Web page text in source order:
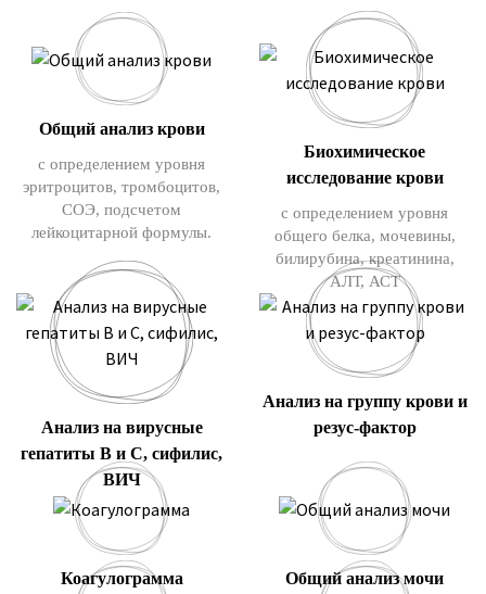
Общий анализ крови
с определением уровня
эритроцитов, тромбоцитов,
СОЭ, подсчетом
лейкоцитарной формулы.
Биохимическое
исследование крови
с определением уровня
общего белка, мочевины,
билирубина, креатинина,
АЛТ, АСТ
Анализ на вирусные
гепатиты В и С, сифилис,
ВИЧ
Анализ на группу крови и
резус-фактор
Коагулограмма Общий анализ мочи